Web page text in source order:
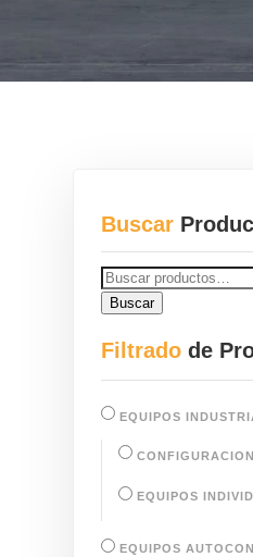
Buscar
BUSCAR
POR:
Buscar
Filtrado de
EQUIPOS
EQUIPOS
EQUIPOS